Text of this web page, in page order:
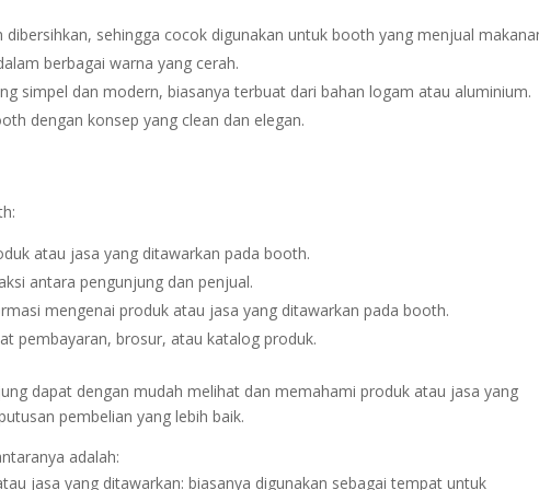
sehingga cocok digunakan untuk booth yang menjual
berbagai warna yang cerah.
simpel dan modern, biasanya terbuat dari bahan logam atau aluminium.
dengan konsep yang clean dan elegan.
atau jasa yang ditawarkan pada booth.
antara pengunjung dan penjual.
mengenai produk atau jasa yang ditawarkan pada booth.
pembayaran, brosur, atau katalog produk.
dapat dengan mudah melihat dan memahami produk atau jasa yang
pembelian yang lebih baik.
adalah:
jasa yang ditawarkan: biasanya digunakan sebagai tempat untuk